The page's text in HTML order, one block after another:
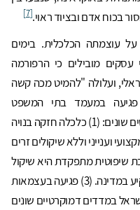
בכוח אדם ובציוד ראוי.[7]
עוצמתה הכלכלית. בימים
עסקים מובילים כי הרפורמה
ועלולה "להמיט מכה קשה
פגיעה במעמד בתי המשפט
ובעצמאותם יכולה לפגוע בכלכלה בהיבטים שונים: (1) כלכלה חזקה בנויה
וענייני וללא שיקולים זרים
ומערכת שיפוטית מתפקדת היא שיקול
מרכזי בהחלטה של משקיעים זרים להשקיע במדינה. (3) פגיעה בעצמאות
במדדים דמוקרטיים שונים